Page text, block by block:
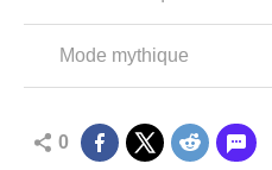
Mode mythique
0